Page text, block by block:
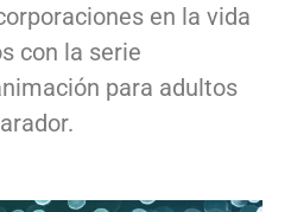
en la vida
con la serie
para adultos